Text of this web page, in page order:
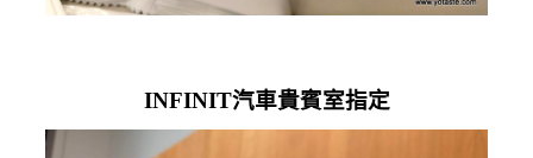
INFINIT汽車貴賓室指定